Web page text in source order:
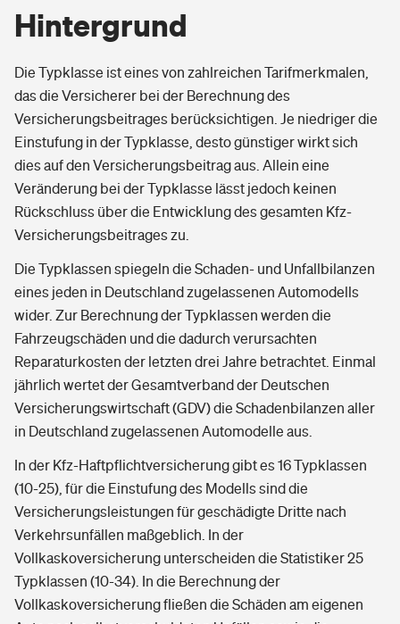
Hintergrund
Die Typklasse ist eines von zahlreichen Tarifmerkmalen,
das die Versicherer bei der Berechnung des
Versicherungsbeitrages berücksichtigen. Je niedriger die
Einstufung in der Typklasse, desto günstiger wirkt sich
dies auf den Versicherungsbeitrag aus. Allein eine
Veränderung bei der Typklasse lässt jedoch keinen
Rückschluss über die Entwicklung des gesamten Kfz-
Versicherungsbeitrages zu.
Die Typklassen spiegeln die Schaden- und Unfallbilanzen
eines jeden in Deutschland zugelassenen Automodells
wider. Zur Berechnung der Typklassen werden die
Fahrzeugschäden und die dadurch verursachten
Reparaturkosten der letzten drei Jahre betrachtet. Einmal
jährlich wertet der Gesamtverband der Deutschen
Versicherungswirtschaft (GDV) die Schadenbilanzen aller
in Deutschland zugelassenen Automodelle aus.
In der Kfz-Haftpflichtversicherung gibt es 16 Typklassen
(10-25), für die Einstufung des Modells sind die
Versicherungsleistungen für geschädigte Dritte nach
Verkehrsunfällen maßgeblich. In der
Vollkaskoversicherung unterscheiden die Statistiker 25
Typklassen (10-34). In die Berechnung der
Vollkaskoversicherung fließen die Schäden am eigenen